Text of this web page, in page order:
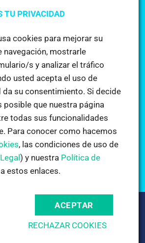
año nuevo: Aprender inglés
en
Deseo
año
nuevo:
2018
en
2018
Uso De Cookies |Aviso Legal y
TU PRIVACIDAD
cookies para mejorar su
navegación, mostrarle
s y analizar el tráfico
usted acepta el uso de
su consentimiento. Si decide
posible que nuestra página
todas sus funcionalidades
Para conocer como hacemos
, las condiciones de uso de
) y nuestra Política de
estos enlaces.
ACEPTAR
RECHAZAR COOKIES